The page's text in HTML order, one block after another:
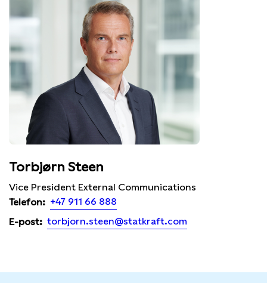
Torbjørn Steen
Vice President External Communications
Telefon: +47 911 66 888
E-post: torbjorn.steen@statkraft.com